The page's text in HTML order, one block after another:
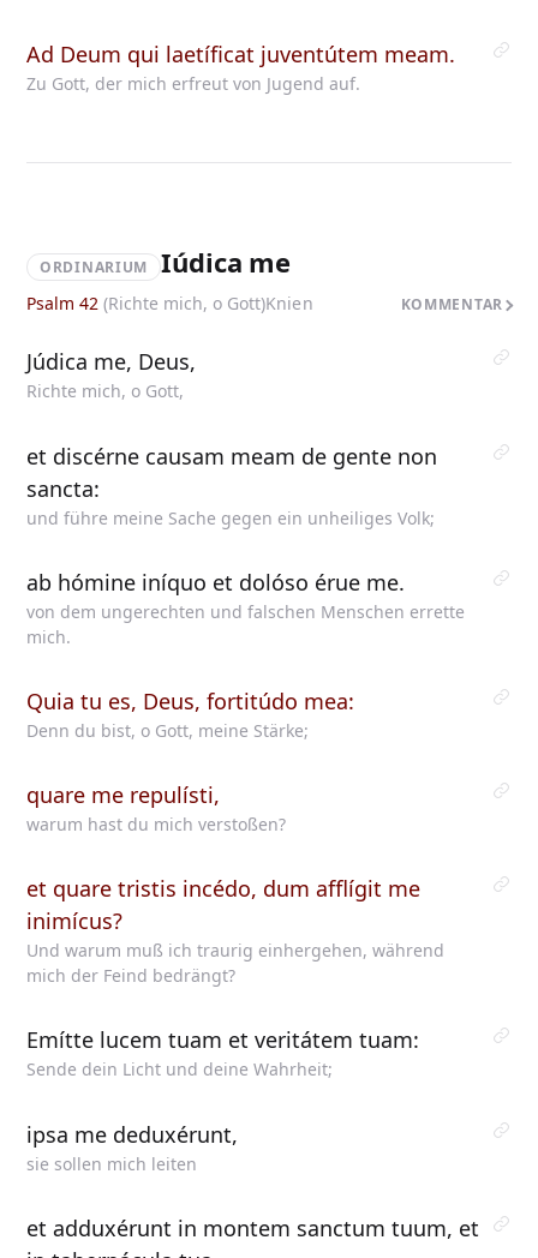
Ad Deum qui laetíficat juventútem meam.
Zu Gott, der mich erfreut von Jugend auf.
ORDINARIUM Iúdica me
Psalm 42 (Richte mich, o Gott)Knien KOMMENTAR
Júdica me, Deus,
Richte mich, o Gott,
et discérne causam meam de gente non
sancta:
und führe meine Sache gegen ein unheiliges Volk;
ab hómine iníquo et dolóso érue me.
von dem ungerechten und falschen Menschen errette
mich.
Quia tu es, Deus, fortitúdo mea:
Denn du bist, o Gott, meine Stärke;
quare me repulísti,
warum hast du mich verstoßen?
et quare tristis incédo, dum afflígit me
inimícus?
Und warum muß ich traurig einhergehen, während
mich der Feind bedrängt?
Emítte lucem tuam et veritátem tuam:
Sende dein Licht und deine Wahrheit;
ipsa me deduxérunt,
sie sollen mich leiten
et adduxérunt in montem sanctum tuum, et